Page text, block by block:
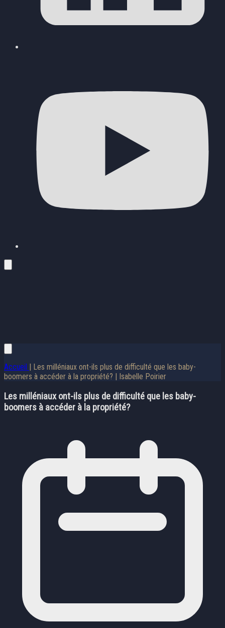
Accueil | Les milléniaux ont-ils plus de difficulté que les baby-
boomers à accéder à la propriété? | Isabelle Poirier
Les milléniaux ont-ils plus de difficulté que les baby-
boomers à accéder à la propriété?